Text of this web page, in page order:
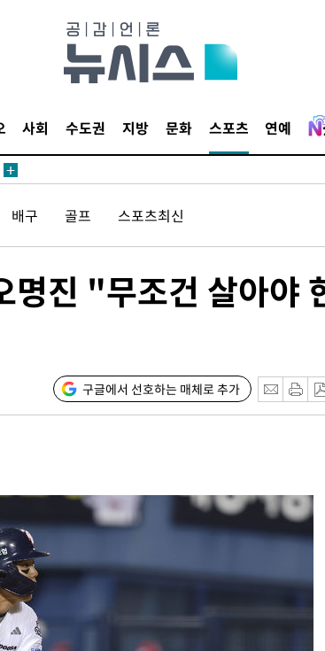
사회 수도권 지방 문화 스포츠 연예
배구 골프 스포츠최신
명진 "무조건 살아야
구글에서 선호하는 매체로 추가